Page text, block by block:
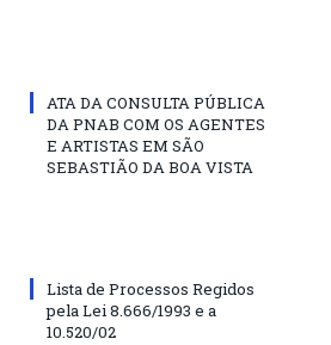
ATA DA CONSULTA PÚBLICA
DA PNAB COM OS AGENTES
E ARTISTAS EM SÃO
SEBASTIÃO DA BOA VISTA
Lista de Processos Regidos
pela Lei 8.666/1993 e a
10.520/02